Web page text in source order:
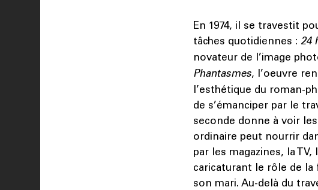
En 1974, il se travestit
tâches quotidiennes : 24
novateur de l’image
Phantasmes, l’oeuvre
l’esthétique du roman-
de s’émanciper par le
seconde donne à voir
ordinaire peut nourrir
par les magazines, la
caricaturant le rôle de la
son mari. Au-delà du